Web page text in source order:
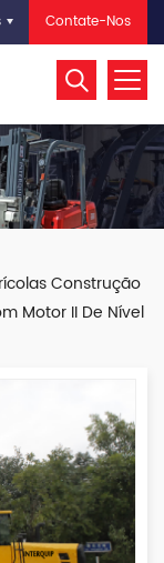
Contate-Nos
Construção
Motor II De Nível